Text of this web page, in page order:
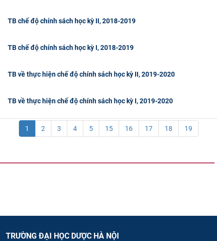
TB chế độ chính sách học kỳ II, 2018-2019
TB chế độ chính sách học kỳ I, 2018-2019
TB về thực hiện chế độ chính sách học kỳ II, 2019-2020
TB về thực hiện chế độ chính sách học kỳ I, 2019-2020
1 2 3 4 5 15 16 17 18 19
TRƯỜNG ĐẠI HỌC DƯỢC HÀ NỘI